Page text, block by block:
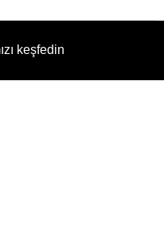
keşfedin